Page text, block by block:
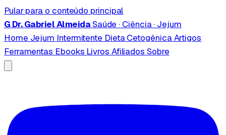
Pular para o conteúdo principal
G Dr. Gabriel AlmeidaSaúde · Ciência · Jejum
Home Jejum Intermitente Dieta CetogênicaArtigos
Ferramentas Ebooks Livros Afiliados Sobre